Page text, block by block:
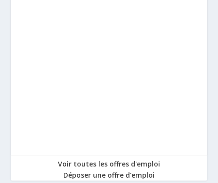
Voir toutes les offres d'emploi
Déposer une offre d'emploi